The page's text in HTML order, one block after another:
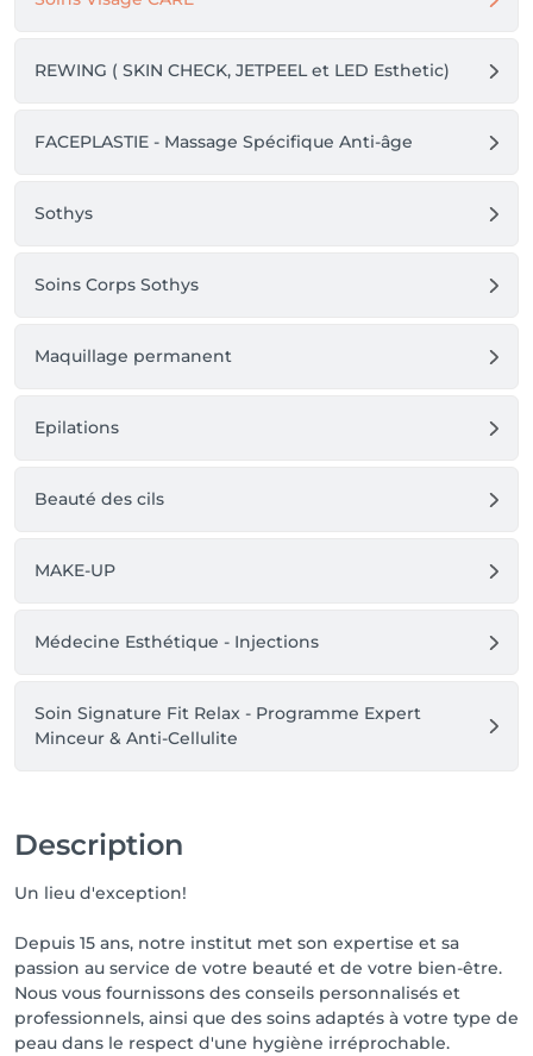
💬 Via notre page Facebook
Au plaisir de prendre soin de vous ! ✨
REWING ( SKIN CHECK, JETPEEL et LED Esthetic)
FACEPLASTIE - Massage Spécifique Anti-âge
Sothys
Soins Corps Sothys
Maquillage permanent
Epilations
Beauté des cils
MAKE-UP
Médecine Esthétique - Injections
Soin Signature Fit Relax - Programme Expert
Minceur & Anti-Cellulite
Description
Un lieu d'exception!
Depuis 15 ans, notre institut met son expertise et sa
passion au service de votre beauté et de votre bien-être.
Nous vous fournissons des conseils personnalisés et
professionnels, ainsi que des soins adaptés à votre type de
peau dans le respect d'une hygiène irréprochable.